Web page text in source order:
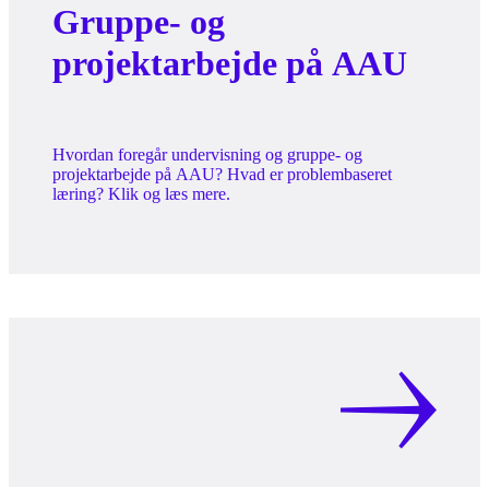
Gruppe- og
projektarbejde på AAU
Hvordan foregår undervisning og gruppe- og
projektarbejde på AAU? Hvad er problembaseret
læring? Klik og læs mere.